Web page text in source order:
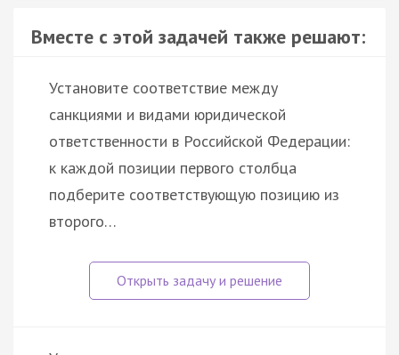
Вместе с этой задачей также решают:
Установите соответствие между
санкциями и видами юридической
ответственности в Российской Федерации:
к каждой позиции первого столбца
подберите соответствующую позицию из
второго…